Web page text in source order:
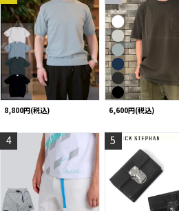
8,800円(税込) 6,600円(税込)
4 5